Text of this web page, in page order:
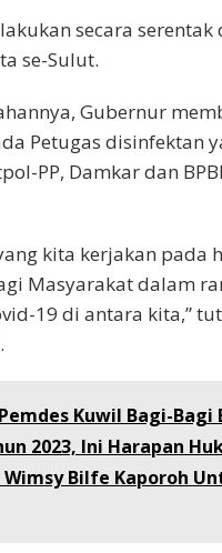
secara serentak
se-Sulut.
Gubernur
Petugas disinfektan
PP, Damkar dan
kita kerjakan pada
Masyarakat dalam
19 di antara kita,”
Pemdes Kuwil Bagi-Bagi
2023, Ini Harapan
Bilfe Kaporoh